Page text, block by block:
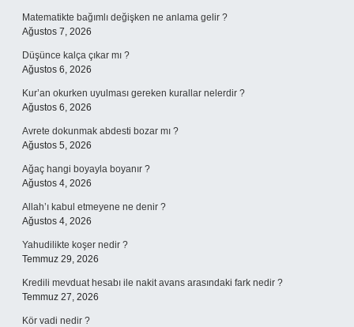
Matematikte bağımlı değişken ne anlama gelir ?
Ağustos 7, 2026
Düşünce kalça çıkar mı ?
Ağustos 6, 2026
Kur’an okurken uyulması gereken kurallar nelerdir ?
Ağustos 6, 2026
Avrete dokunmak abdesti bozar mı ?
Ağustos 5, 2026
Ağaç hangi boyayla boyanır ?
Ağustos 4, 2026
Allah’ı kabul etmeyene ne denir ?
Ağustos 4, 2026
Yahudilikte koşer nedir ?
Temmuz 29, 2026
Kredili mevduat hesabı ile nakit avans arasındaki fark nedir ?
Temmuz 27, 2026
Kör vadi nedir ?